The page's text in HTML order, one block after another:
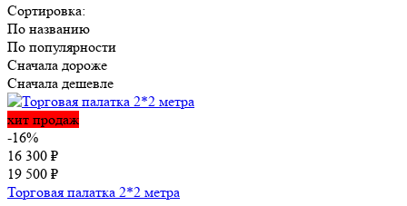
Сортировка:
По названию
По популярности
Сначала дороже
Сначала дешевле
хит продаж
-16%
16 300 ₽
19 500 ₽
Торговая палатка 2*2 метра